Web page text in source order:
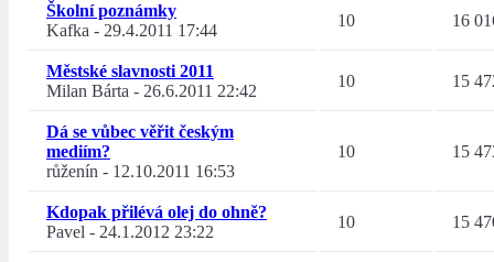
Školní poznámky
Kafka - 29.4.2011 17:44
10 16
Městské slavnosti 2011
Milan Bárta - 26.6.2011 22:42
10 15
Dá se vůbec věřit českým
mediím?
růženín - 12.10.2011 16:53
10 15
Kdopak přilévá olej do ohně?
Pavel - 24.1.2012 23:22
10 15